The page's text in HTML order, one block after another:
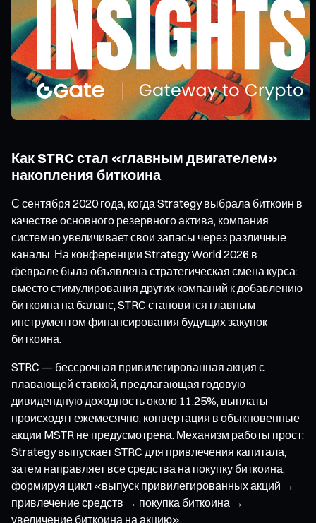
Как STRC стал «главным двигателем»
накопления биткоина
С сентября 2020 года, когда Strategy выбрала биткоин в
качестве основного резервного актива, компания
системно увеличивает свои запасы через различные
каналы. На конференции Strategy World 2026 в
феврале была объявлена стратегическая смена курса:
вместо стимулирования других компаний к добавлению
биткоина на баланс, STRC становится главным
инструментом финансирования будущих закупок
биткоина.
STRC — бессрочная привилегированная акция с
плавающей ставкой, предлагающая годовую
дивидендную доходность около 11,25%, выплаты
происходят ежемесячно, конвертация в обыкновенные
акции MSTR не предусмотрена. Механизм работы прост:
Strategy выпускает STRC для привлечения капитала,
затем направляет все средства на покупку биткоина,
формируя цикл «выпуск привилегированных акций →
привлечение средств → покупка биткоина →
увеличение биткоина на акцию».